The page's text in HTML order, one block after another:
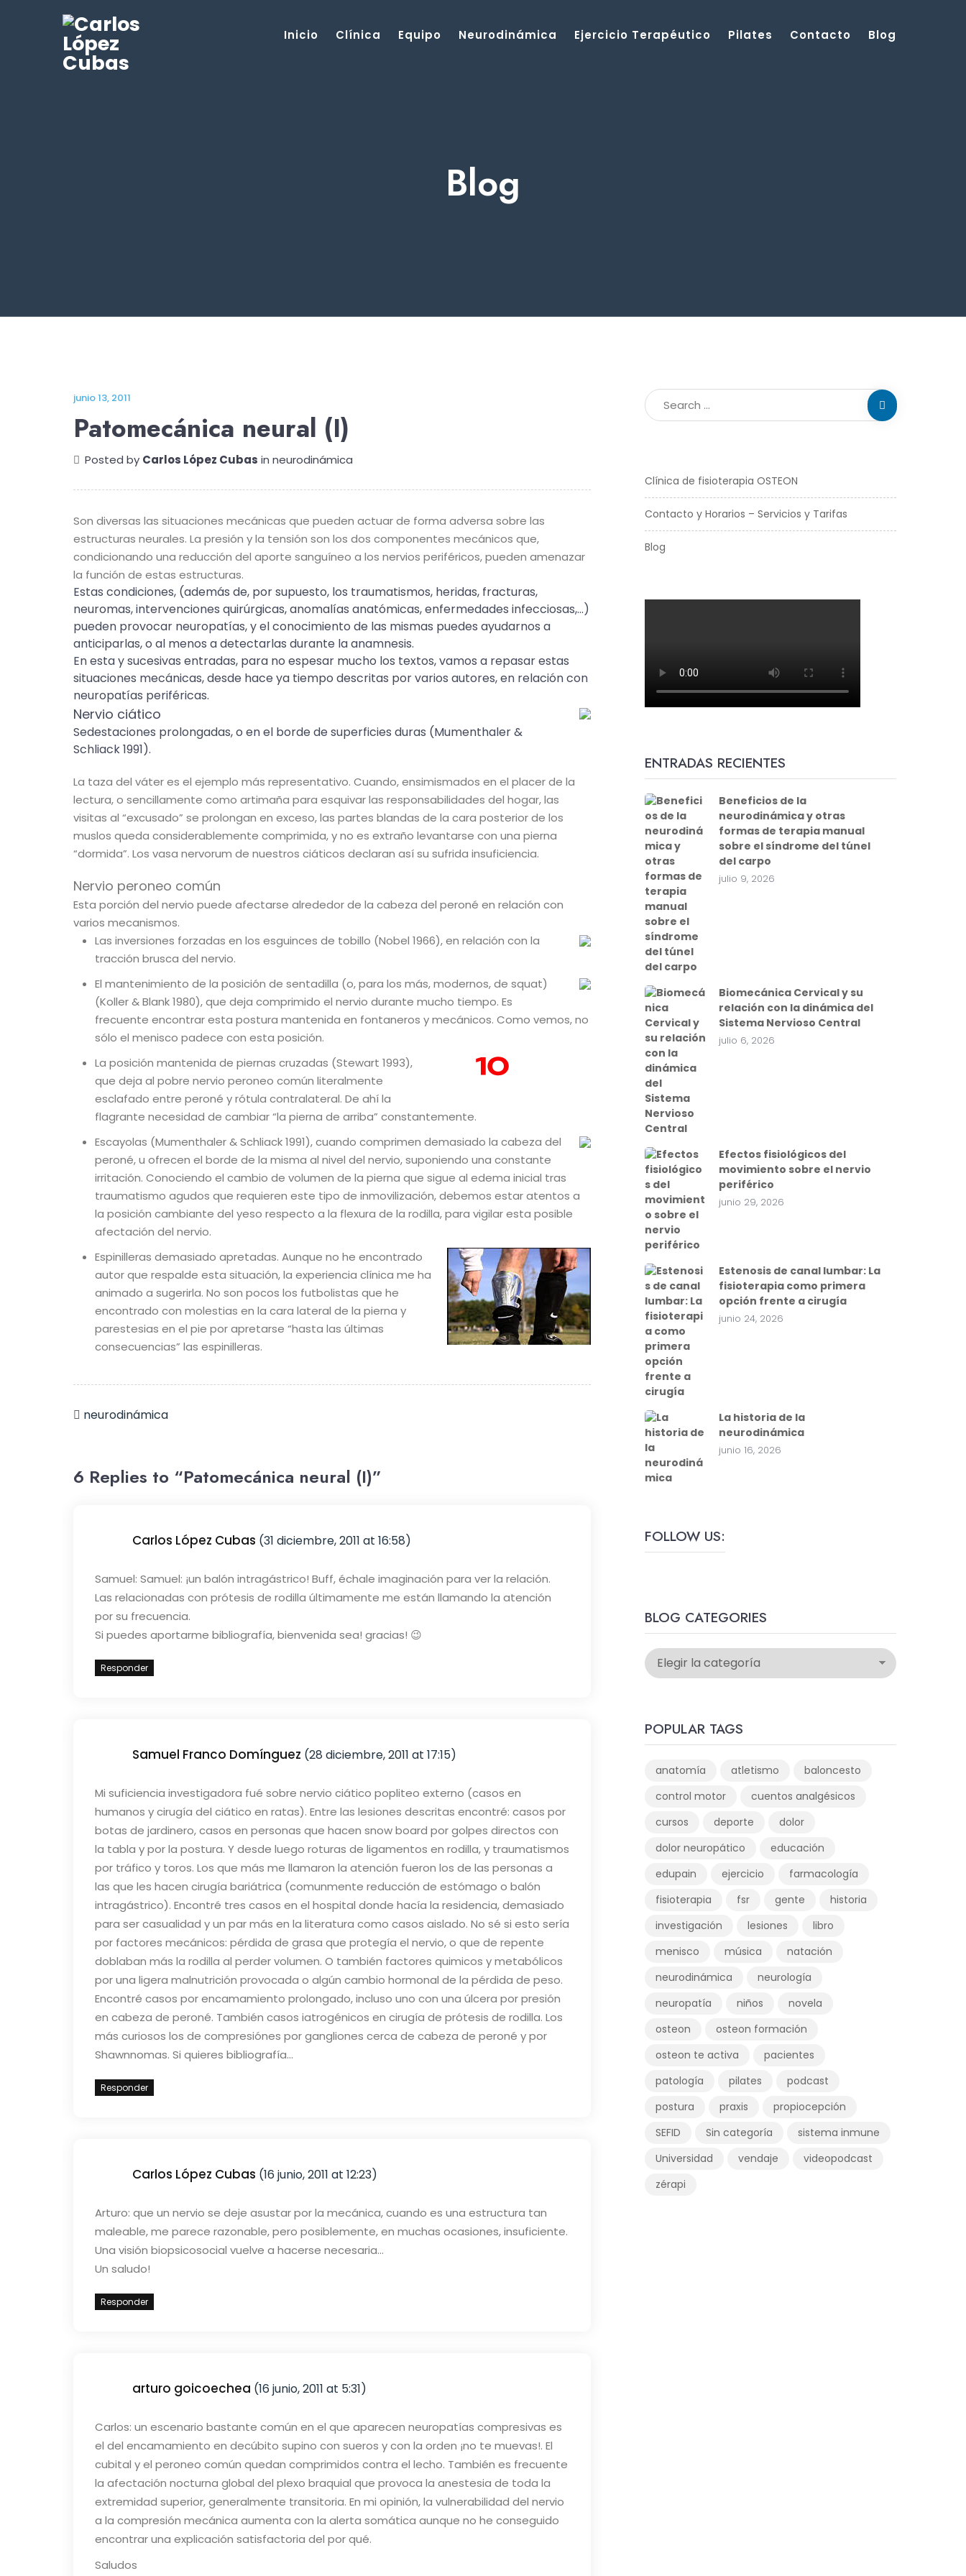
Inicio Clínica Equipo Neurodinámica Ejercicio Terapéutico Pilates Contacto Blog
Blog
junio 13, 2011
Patomecánica neural (I)
Posted by Carlos López Cubas in neurodinámica
Son diversas las situaciones mecánicas que pueden actuar de forma adversa sobre las
estructuras neurales. La presión y la tensión son los dos componentes mecánicos que,
condicionando una reducción del aporte sanguíneo a los nervios periféricos, pueden amenazar
la función de estas estructuras.
Estas condiciones, (además de, por supuesto, los traumatismos, heridas, fracturas,
neuromas, intervenciones quirúrgicas, anomalías anatómicas, enfermedades infecciosas,…)
pueden provocar neuropatías, y el conocimiento de las mismas puedes ayudarnos a
anticiparlas, o al menos a detectarlas durante la anamnesis.
En esta y sucesivas entradas, para no espesar mucho los textos, vamos a repasar estas
situaciones mecánicas, desde hace ya tiempo descritas por varios autores, en relación con
neuropatías periféricas.
Nervio ciático
Sedestaciones prolongadas, o en el borde de superficies duras (Mumenthaler &
Schliack 1991).
La taza del váter es el ejemplo más representativo. Cuando, ensimismados en el placer de la
lectura, o sencillamente como artimaña para esquivar las responsabilidades del hogar, las
visitas al “excusado” se prolongan en exceso, las partes blandas de la cara posterior de los
muslos queda considerablemente comprimida, y no es extraño levantarse con una pierna
“dormida”. Los vasa nervorum de nuestros ciáticos declaran así su sufrida insuficiencia.
Nervio peroneo común
Esta porción del nervio puede afectarse alrededor de la cabeza del peroné en relación con
varios mecanismos.
Las inversiones forzadas en los esguinces de tobillo (Nobel 1966), en relación con la
tracción brusca del nervio.
El mantenimiento de la posición de sentadilla (o, para los más, modernos, de squat)
(Koller & Blank 1980), que deja comprimido el nervio durante mucho tiempo. Es
frecuente encontrar esta postura mantenida en fontaneros y mecánicos. Como vemos, no
sólo el menisco padece con esta posición.
La posición mantenida de piernas cruzadas (Stewart 1993),
que deja al pobre nervio peroneo común literalmente
esclafado entre peroné y rótula contralateral. De ahí la
flagrante necesidad de cambiar “la pierna de arriba” constantemente.
Escayolas (Mumenthaler & Schliack 1991), cuando comprimen demasiado la cabeza del
peroné, u ofrecen el borde de la misma al nivel del nervio, suponiendo una constante
irritación. Conociendo el cambio de volumen de la pierna que sigue al edema inicial tras
traumatismo agudos que requieren este tipo de inmovilización, debemos estar atentos a
la posición cambiante del yeso respecto a la flexura de la rodilla, para vigilar esta posible
afectación del nervio.
Espinilleras demasiado apretadas. Aunque no he encontrado
autor que respalde esta situación, la experiencia clínica me ha
animado a sugerirla. No son pocos los futbolistas que he
encontrado con molestias en la cara lateral de la pierna y
parestesias en el pie por apretarse “hasta las últimas
consecuencias” las espinilleras.
neurodinámica
6 Replies to “Patomecánica neural (I)”
Carlos López Cubas (31 diciembre, 2011 at 16:58)
Samuel: Samuel: ¡un balón intragástrico! Buff, échale imaginación para ver la relación.
Las relacionadas con prótesis de rodilla últimamente me están llamando la atención
por su frecuencia.
Si puedes aportarme bibliografía, bienvenida sea! gracias! 😉
Responder
Samuel Franco Domínguez (28 diciembre, 2011 at 17:15)
Mi suficiencia investigadora fué sobre nervio ciático popliteo externo (casos en
humanos y cirugía del ciático en ratas). Entre las lesiones descritas encontré: casos por
botas de jardinero, casos en personas que hacen snow board por golpes directos con
la tabla y por la postura. Y desde luego roturas de ligamentos en rodilla, y traumatismos
por tráfico y toros. Los que más me llamaron la atención fueron los de las personas a
las que les hacen cirugía bariátrica (comunmente reducción de estómago o balón
intragástrico). Encontré tres casos en el hospital donde hacía la residencia, demasiado
para ser casualidad y un par más en la literatura como casos aislado. No sé si esto sería
por factores mecánicos: pérdida de grasa que protegía el nervio, o que de repente
doblaban más la rodilla al perder volumen. O también factores quimicos y metabólicos
por una ligera malnutrición provocada o algún cambio hormonal de la pérdida de peso.
Encontré casos por encamamiento prolongado, incluso uno con una úlcera por presión
en cabeza de peroné. También casos iatrogénicos en cirugía de prótesis de rodilla. Los
más curiosos los de compresiónes por gangliones cerca de cabeza de peroné y por
Shawnnomas. Si quieres bibliografía…
Responder
Carlos López Cubas (16 junio, 2011 at 12:23)
Arturo: que un nervio se deje asustar por la mecánica, cuando es una estructura tan
maleable, me parece razonable, pero posiblemente, en muchas ocasiones, insuficiente.
Una visión biopsicosocial vuelve a hacerse necesaria…
Un saludo!
Responder
arturo goicoechea (16 junio, 2011 at 5:31)
Carlos: un escenario bastante común en el que aparecen neuropatías compresivas es
el del encamamiento en decúbito supino con sueros y con la orden ¡no te muevas!. El
cubital y el peroneo común quedan comprimidos contra el lecho. También es frecuente
la afectación nocturna global del plexo braquial que provoca la anestesia de toda la
extremidad superior, generalmente transitoria. En mi opinión, la vulnerabilidad del nervio
a la compresión mecánica aumenta con la alerta somática aunque no he conseguido
encontrar una explicación satisfactoria del por qué.
Saludos
Clínica de fisioterapia OSTEON
Contacto y Horarios – Servicios y Tarifas
Blog
ENTRADAS RECIENTES
Beneficios de la
neurodinámica y otras
formas de terapia manual
sobre el síndrome del túnel
del carpo
julio 9, 2026
Biomecánica Cervical y su
relación con la dinámica del
Sistema Nervioso Central
julio 6, 2026
Efectos fisiológicos del
movimiento sobre el nervio
periférico
junio 29, 2026
Estenosis de canal lumbar: La
fisioterapia como primera
opción frente a cirugía
junio 24, 2026
La historia de la
neurodinámica
junio 16, 2026
FOLLOW US:
BLOG CATEGORIES
POPULAR TAGS
anatomía atletismo
baloncesto
control motor
cuentos analgésicos
cursos
deporte
dolor
dolor neuropático
educación
edupain
ejercicio
farmacología
fisioterapia
fsr gente
historia
investigación
lesiones
libro
menisco
música
natación
neurodinámica
neurología
neuropatía
niños
novela
osteon
osteon formación
osteon te activa
pacientes
patología
pilates
podcast
postura
praxis
propiocepción
SEFID
Sin categoría
sistema inmune
Universidad
vendaje
videopodcast
zérapi